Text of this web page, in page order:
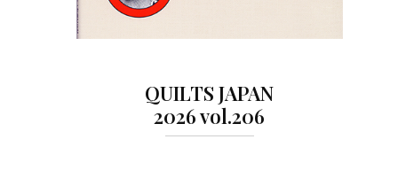
QUILTS JAPAN
2026 vol.206